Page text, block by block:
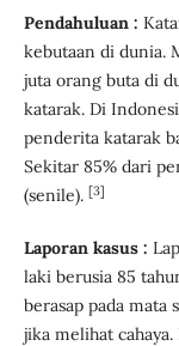
Pendahuluan :
kebutaan di dunia.
juta orang buta di
katarak. Di
penderita katarak
Sekitar 85% dari
(senile). [3]
Laporan kasus :
laki berusia 85
berasap pada mata
jika melihat